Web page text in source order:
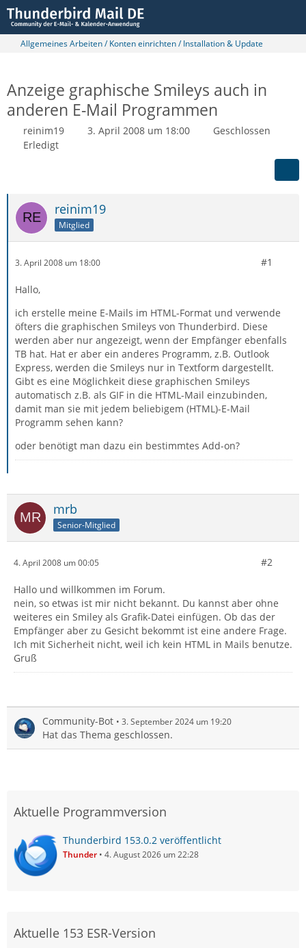
Allgemeines Arbeiten / Konten einrichten / Installation & Update
Anzeige graphische Smileys auch in
anderen E-Mail Programmen
reinim19 3. April 2008 um 18:00
Geschlossen
Erledigt
reinim19
Mitglied
3. April 2008 um 18:00 #1
Hallo,
ich erstelle meine E-Mails im HTML-Format und verwende
öfters die graphischen Smileys von Thunderbird. Diese
werden aber nur angezeigt, wenn der Empfänger ebenfalls
TB hat. Hat er aber ein anderes Programm, z.B. Outlook
Express, werden die Smileys nur in Textform dargestellt.
Gibt es eine Möglichkeit diese graphischen Smileys
automatisch z.B. als GIF in die HTML-Mail einzubinden,
damit man sie mit jedem beliebigem (HTML)-E-Mail
Programm sehen kann?
oder benötigt man dazu ein bestimmtes Add-on?
mrb
Senior-Mitglied
4. April 2008 um 00:05 #2
Hallo und willkommen im Forum.
nein, so etwas ist mir nicht bekannt. Du kannst aber ohne
weiteres ein Smiley als Grafik-Datei einfügen. Ob das der
Empfänger aber zu Gesicht bekommt ist eine andere Frage.
Ich mit Sicherheit nicht, weil ich kein HTML in Mails benutze.
Gruß
Community-Bot 3. September 2024 um 19:20
Hat das Thema geschlossen.
Aktuelle Programmversion
Thunderbird 153.0.2 veröffentlicht
Thunder 4. August 2026 um 22:28
Aktuelle 153 ESR-Version